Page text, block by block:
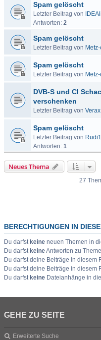
Spam gelöscht
Letzter Beitrag von
Antworten: 2
Spam gelöscht
Letzter Beitrag von
Spam gelöscht
Letzter Beitrag von
DVB-S und CI
verschenken
Letzter Beitrag von Verax
Spam gelöscht
Letzter Beitrag von
Antworten: 1
Neues Thema
27
BERECHTIGUNGEN IN
Du darfst keine neuen Themen in
Du darfst keineAntworten zu
Du darfst deine Beiträge in diesem
Du darfst deine Beiträge in diesem
Du darfst keine Dateianhänge in
GEHE ZU SEITE
Erweiterte Suche